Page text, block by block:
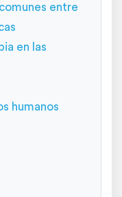
entre
en las
humanos